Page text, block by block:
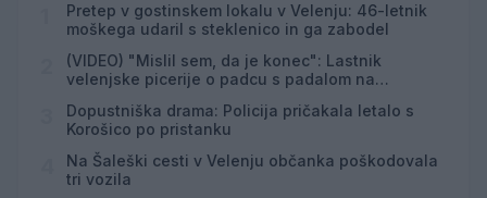
Pretep v gostinskem lokalu v Velenju: 46-letnik
moškega udaril s steklenico in ga zabodel
(VIDEO) "Mislil sem, da je konec": Lastnik
velenjske picerije o padcu s padalom na
Dopustniška drama: Policija pričakala letalo s
Korošico po pristanku
Na Šaleški cesti v Velenju občanka poškodovala
tri vozila